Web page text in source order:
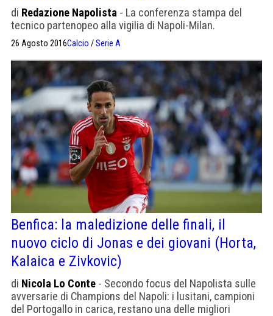
di Redazione Napolista - La conferenza stampa del
tecnico partenopeo alla vigilia di Napoli-Milan.
26 Agosto 2016Calcio /Serie A
Benfica: la maledizione delle finali, il
nuovo ciclo di Jonas e dei giovani (Horta,
Kalaica e Zivkovic)
di Nicola Lo Conte - Secondo focus del Napolista sulle
avversarie di Champions del Napoli: i lusitani, campioni
del Portogallo in carica, restano una delle migliori